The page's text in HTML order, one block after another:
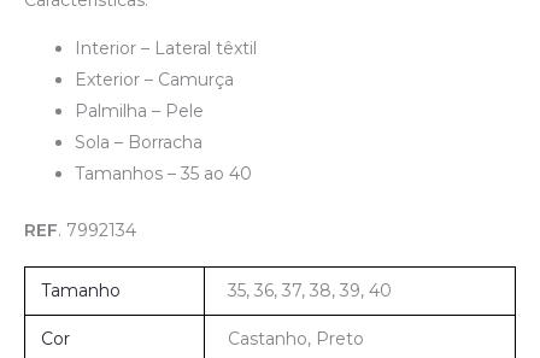
Interior – Lateral têxtil
Exterior – Camurça
Palmilha – Pele
Sola – Borracha
Tamanhos – 35 ao 40
REF. 7992134
Tamanho 35, 36, 37, 38, 39, 40
Cor Castanho, Preto